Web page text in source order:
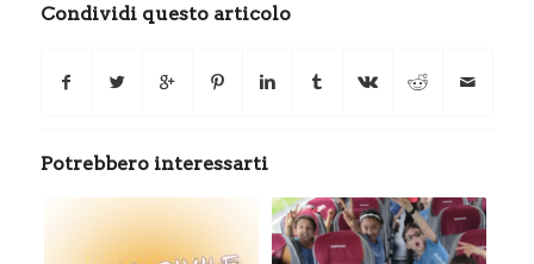
Condividi questo articolo
Potrebbero interessarti